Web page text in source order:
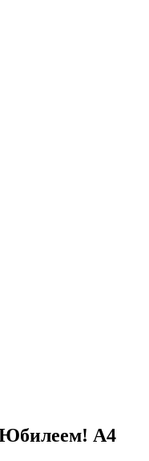
А4